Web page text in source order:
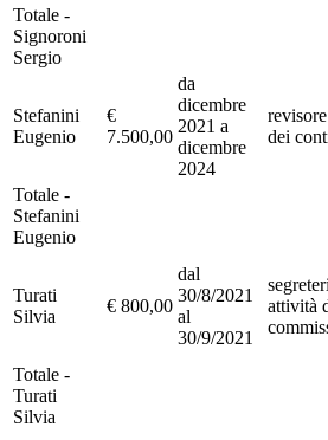
Totale -
Signoroni
Sergio
Stefanini
Eugenio
€
7.500,00
da
dicembre
2021 a
dicembre
2024
dei
Totale -
Stefanini
Eugenio
Turati
Silvia
€ 800,00
dal
30/8/2021
al
30/9/2021
attività
Totale -
Turati
Silvia